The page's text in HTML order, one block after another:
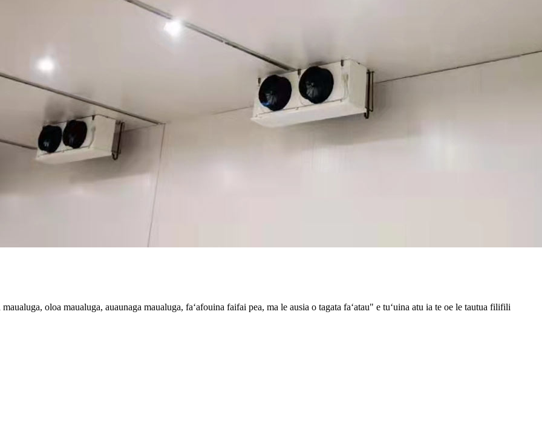
oloa maualuga, auaunaga maualuga, faʻafouina faifai pea, ma le ausia o tagata faʻatau" e tuʻuina atu ia te oe le tautua filifili